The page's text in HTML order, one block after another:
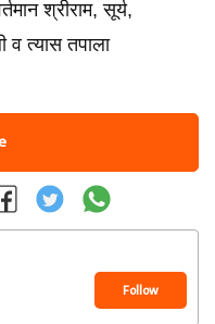
श्रीराम, सूर्य,
व त्यास तपाला
Follow